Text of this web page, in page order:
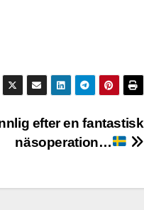
efter en fantastisk
näsoperation…